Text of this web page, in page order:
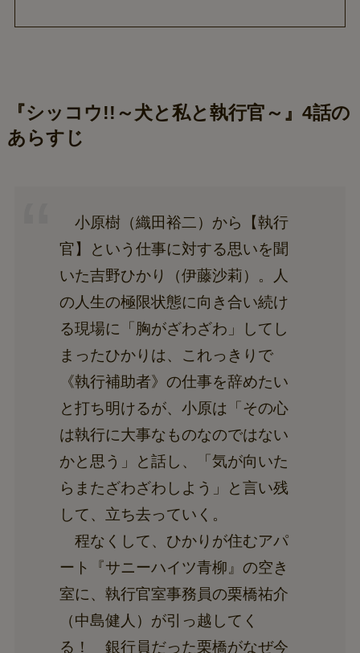
『シッコウ!!～犬と私と執行官～』4話の
あらすじ
小原樹（織田裕二）から【執行
官】という仕事に対する思いを聞
いた吉野ひかり（伊藤沙莉）。人
の人生の極限状態に向き合い続け
る現場に「胸がざわざわ」してし
まったひかりは、これっきりで
《執行補助者》の仕事を辞めたい
と打ち明けるが、小原は「その心
は執行に大事なものなのではない
かと思う」と話し、「気が向いた
らまたざわざわしよう」と言い残
して、立ち去っていく。
程なくして、ひかりが住むアパ
ート『サニーハイツ青柳』の空き
室に、執行官室事務員の栗橋祐介
（中島健人）が引っ越してく
る！ 銀行員だった栗橋がなぜ今